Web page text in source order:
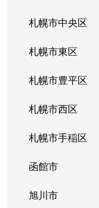
札幌市中央区
札幌市東区
札幌市豊平区
札幌市西区
札幌市手稲区
函館市
旭川市